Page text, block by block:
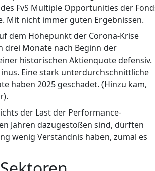
FvS Multiple Opportunities der
Mit nicht immer guten Ergebnissen.
dem Höhepunkt der Corona-Krise
drei Monate nach Beginn der
historischen Aktienquote defensiv.
Eine stark unterdurchschnittliche
haben 2025 geschadet. (Hinzu kam,
der Last der Performance-
Jahren dazugestoßen sind, dürften
wenig Verständnis haben, zumal es